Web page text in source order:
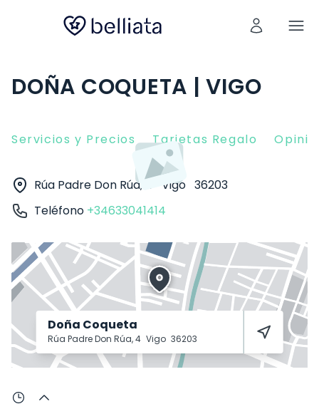
DOÑA COQUETA | VIGO
Servicios y Precios Tarjetas Regalo
Rúa Padre Don Rúa, 4 Vigo 36203
Teléfono +34633041414
Doña Coqueta
Rúa Padre Don Rúa, 4 Vigo 36203